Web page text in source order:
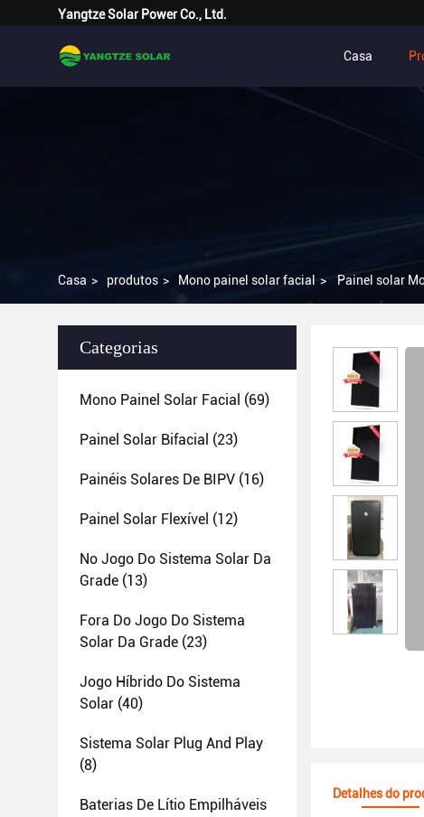
Yangtze Solar Power Co., Ltd.
Casa
Casa > produtos > Mono painel solar facial > Painel solar
Categorias
Mono Painel Solar Facial (69)
Painel Solar Bifacial (23)
Painéis Solares De BIPV (16)
Painel Solar Flexível (12)
No Jogo Do Sistema Solar Da
Grade (13)
Fora Do Jogo Do Sistema
Solar Da Grade (23)
Jogo Híbrido Do Sistema
Solar (40)
Sistema Solar Plug And Play
(8)
Baterias De Lítio Empilháveis
Detalhes do